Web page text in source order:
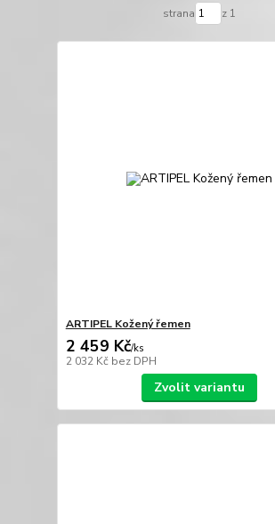
strana z 1
ARTIPEL Kožený řemen
2 459 Kč/ks
2 032 Kč bez DPH
Zvolit variantu